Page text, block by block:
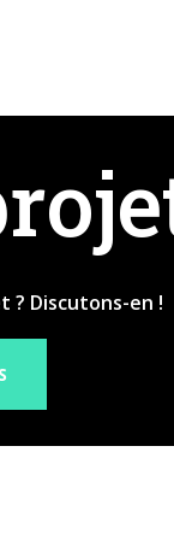
? Discutons-en !